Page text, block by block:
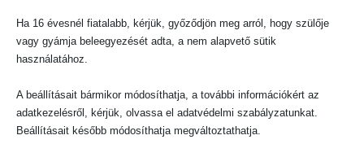
mindenkit, akit fiává fogad” (Zsid 12,6).
szenvedésről, a szülői magatartásunkban is
megmutatkozik.
Ha 16 évesnél fiatalabb, kérjük, győződjön meg arról, hogy szülője
vagy gyámja beleegyezését adta, a nem alapvető sütik
használatához.
A beállításait bármikor módosíthatja, a további információkért az
adatkezelésről, kérjük, olvassa el adatvédelmi szabályzatunkat.
Beállításait később módosíthatja megváltoztathatja.